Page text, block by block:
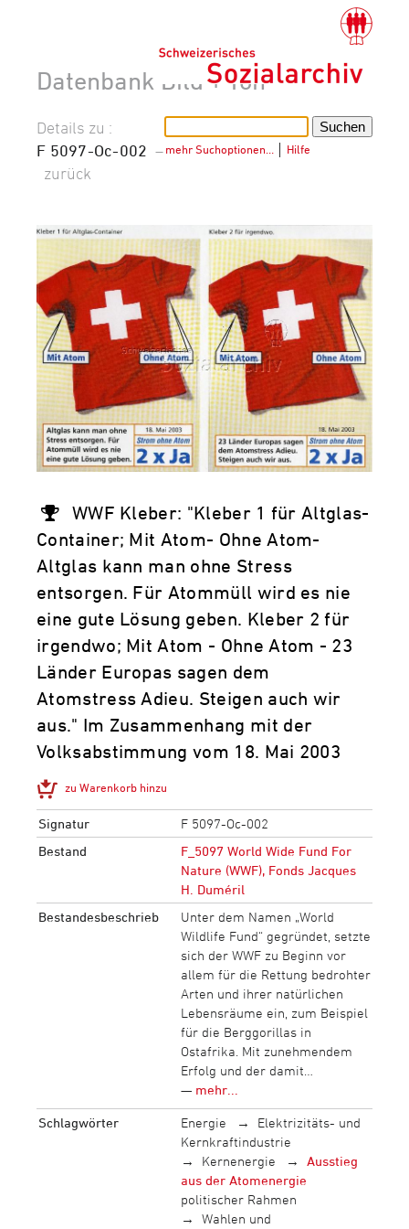
Datenbank Bild + Ton
mehr Suchoptionen… Hilfe
Details zu :
F 5097-Oc-002 –
zurück
WWF Kleber: "Kleber 1 für Altglas-
Container; Mit Atom- Ohne Atom-
Altglas kann man ohne Stress
entsorgen. Für Atommüll wird es nie
eine gute Lösung geben. Kleber 2 für
irgendwo; Mit Atom - Ohne Atom - 23
Länder Europas sagen dem
Atomstress Adieu. Steigen auch wir
aus." Im Zusammenhang mit der
Volksabstimmung vom 18. Mai 2003
zu Warenkorb hinzu
Signatur
F 5097-Oc-002
Bestand
F_5097 World Wide Fund For
Nature (WWF), Fonds Jacques
H. Duméril
Bestandesbeschrieb
Unter dem Namen „World
Wildlife Fund“ gegründet, setzte
sich der WWF zu Beginn vor
allem für die Rettung bedrohter
Arten und ihrer natürlichen
Lebensräume ein, zum Beispiel
für die Berggorillas in
Ostafrika. Mit zunehmendem
Erfolg und der damit…
— mehr...
Schlagwörter Energie
Elektrizitäts- und
Kernkraftindustrie
Kernenergie
Ausstieg
aus der Atomenergie
politischer Rahmen
Wahlen und